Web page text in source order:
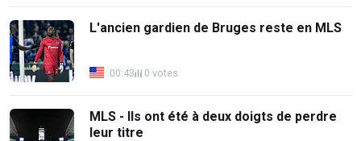
L'ancien gardien de Bruges reste en MLS
00:43 0 votes
MLS - Ils ont été à deux doigts de perdre
leur titre